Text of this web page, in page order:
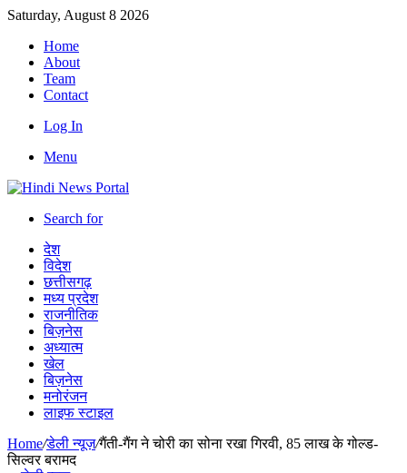
Saturday, August 8 2026
Home
About
Team
Contact
Log In
Menu
Search for
देश
विदेश
छत्तीसगढ़
मध्य प्रदेश
राजनीतिक
बिज़नेस
अध्यात्म
खेल
बिज़नेस
मनोरंजन
लाइफ स्टाइल
Home/डेली न्यूज़/गैंती-गैंग ने चोरी का सोना रखा गिरवी, 85 लाख के गोल्ड-
सिल्वर बरामद